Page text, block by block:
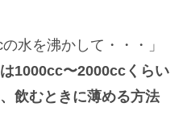
水を沸かして・・・」
1000cc〜2000ccくらい
飲むときに薄める方法